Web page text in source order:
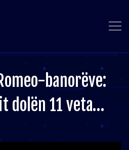
banorëve:
dolën 11 veta…